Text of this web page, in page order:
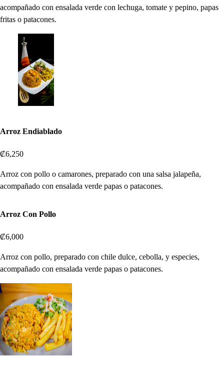
acompañado con ensalada verde con lechuga, tomate y pepino, papas
fritas o patacones.
Arroz Endiablado
₡6,250
Arroz con pollo o camarones, preparado con una salsa jalapeña,
acompañado con ensalada verde papas o patacones.
Arroz Con Pollo
₡6,000
Arroz con pollo, preparado con chile dulce, cebolla, y especies,
acompañado con ensalada verde papas o patacones.